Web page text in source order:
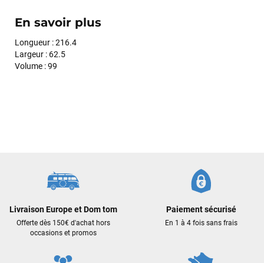
En savoir plus
Longueur : 216.4
Largeur : 62.5
Volume : 99
Livraison Europe et Dom tom
Offerte dès 150€ d'achat hors
occasions et promos
Paiement sécurisé
En 1 à 4 fois sans frais
commande validée, le magasin m’a appelé pour confirmer
avec moi les caractéristiques des équipements, me conseiller
sur le matériel à choisir, et m’a même offert du matériel en
plus. Niveau réactivité, c’est au top : la commande est partie
le lendemain, et j’ai bien reçu tout le matériel dans un colis
propre et soigné. Plus qu’à tester ça sur l’eau ! Je
professionnalisme et sa réactivité.